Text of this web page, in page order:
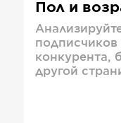
Пол и
конкурента,
другой